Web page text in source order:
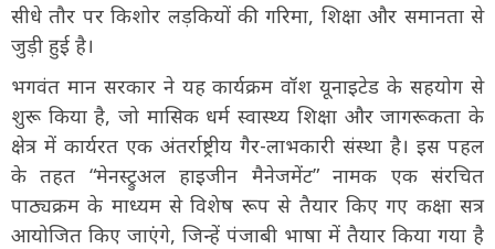
सीधे तौर पर किशोर लड़कियों की गरिमा, शिक्षा और समानता से
जुड़ी हुई है।
भगवंत मान सरकार ने यह कार्यक्रम वॉश यूनाइटेड के सहयोग से
शुरू किया है, जो मासिक धर्म स्वास्थ्य शिक्षा और जागरूकता के
क्षेत्र में कार्यरत एक अंतर्राष्ट्रीय गैर-लाभकारी संस्था है। इस पहल
के तहत “मेनस्ट्रुअल हाइजीन मैनेजमेंट” नामक एक संरचित
पाठ्यक्रम के माध्यम से विशेष रूप से तैयार किए गए कक्षा सत्र
आयोजित किए जाएंगे, जिन्हें पंजाबी भाषा में तैयार किया गया है